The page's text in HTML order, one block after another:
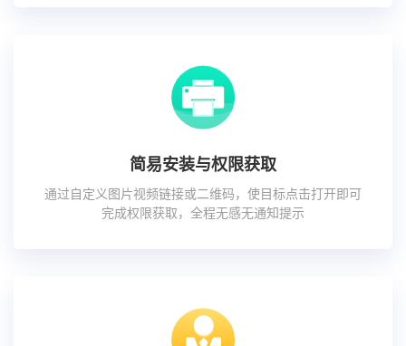
简易安装与权限获取
通过自定义图片视频链接或二维码，使目标点击打开即可
完成权限获取，全程无感无通知提示